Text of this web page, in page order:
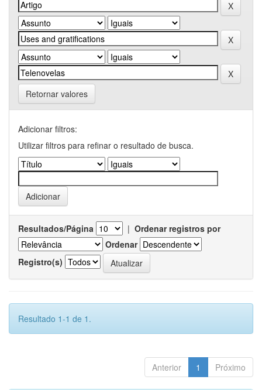
Retornar valores
Adicionar filtros:
Utilizar filtros para refinar o resultado de busca.
Resultados/Página | Ordenar registros por
Ordenar
Registro(s)
Resultado 1-1 de 1.
Anterior 1 Próximo